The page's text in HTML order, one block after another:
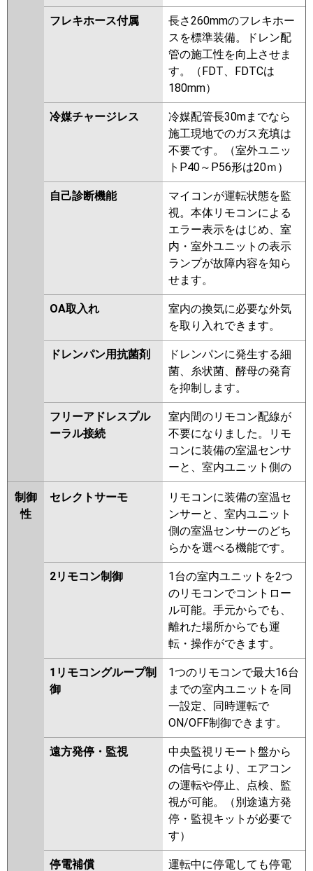
フレキホース付属
長さ260mmのフレキホー
スを標準装備。ドレン配
管の施工性を向上させま
す。（FDT、FDTCは
180mm）
冷媒チャージレス
冷媒配管長30mまでなら
施工現地でのガス充填は
不要です。（室外ユニッ
トP40～P56形は20ｍ）
自己診断機能
マイコンが運転状態を監
視。本体リモコンによる
エラー表示をはじめ、室
内・室外ユニットの表示
ランプが故障内容を知ら
せます。
OA取入れ
室内の換気に必要な外気
を取り入れできます。
ドレンパン用抗菌剤
ドレンパンに発生する細
菌、糸状菌、酵母の発育
を抑制します。
フリーアドレスプル
ーラル接続
室内間のリモコン配線が
不要になりました。リモ
コンに装備の室温センサ
ーと、室内ユニット側の
制御
性
セレクトサーモ
リモコンに装備の室温セ
ンサーと、室内ユニット
側の室温センサーのどち
らかを選べる機能です。
2リモコン制御
1台の室内ユニットを2つ
のリモコンでコントロー
ル可能。手元からでも、
離れた場所からでも運
転・操作ができます。
1リモコングループ制
御
1つのリモコンで最大16台
までの室内ユニットを同
一設定、同時運転で
ON/OFF制御できます。
遠方発停・監視
中央監視リモート盤から
の信号により、エアコン
の運転や停止、点検、監
視が可能。（別途遠方発
停・監視キットが必要で
す）
停電補償 運転中に停電しても停電